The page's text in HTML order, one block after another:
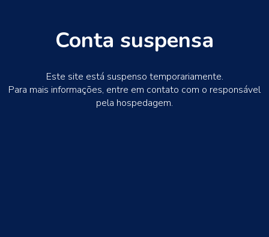
Conta suspensa
Este site está suspenso temporariamente.
Para mais informações, entre em contato com o responsável
pela hospedagem.